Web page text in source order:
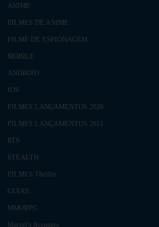
ANIME
FILMES DE ANIME
FILME DE ESPIONAGEM
MOBILE
ANDROID
IOS
FILMES LANÇAMENTOS 2020
FILMES LANÇAMENTOS 2021
RTS
STEALTH
FILMES Thriller
GUIAS
MMORPG
Marvel's Avengers